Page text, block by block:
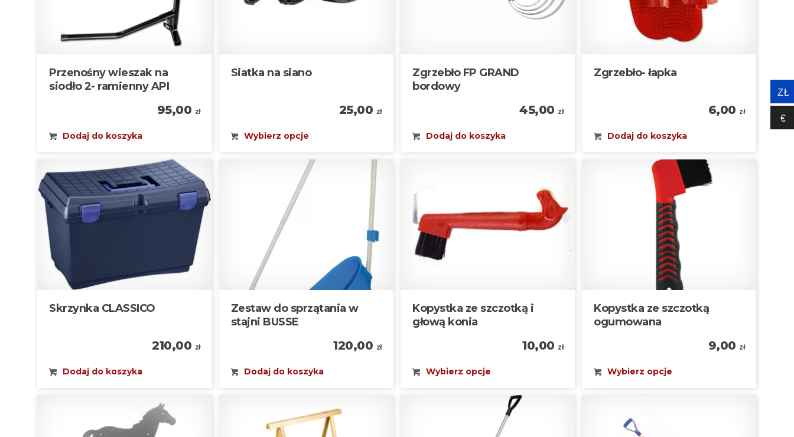
Przenośny wieszak na
siodło 2- ramienny API
95,00 zł
Dodaj do koszyka
Siatka na siano
25,00 zł
Wybierz opcje
Zgrzebło FP GRAND
bordowy
45,00 zł
Dodaj do koszyka
Zgrzebło- łapka
6,00 zł
Dodaj do koszyka
Skrzynka CLASSICO
210,00 zł
Dodaj do koszyka
Zestaw do sprzątania w
stajni BUSSE
120,00 zł
Dodaj do koszyka
Kopystka ze szczotką i
głową konia
10,00 zł
Wybierz opcje
Kopystka ze szczotką
ogumowana
9,00 zł
Wybierz opcje
ZŁ
€‎